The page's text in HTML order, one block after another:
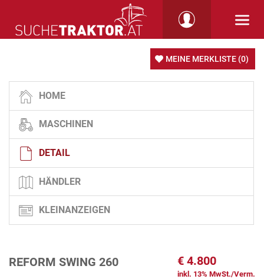
MEINE MERKLISTE (0)
HOME
MASCHINEN
DETAIL
HÄNDLER
KLEINANZEIGEN
REFORM SWING 260 € 4.800
inkl. 13% MwSt./Verm.